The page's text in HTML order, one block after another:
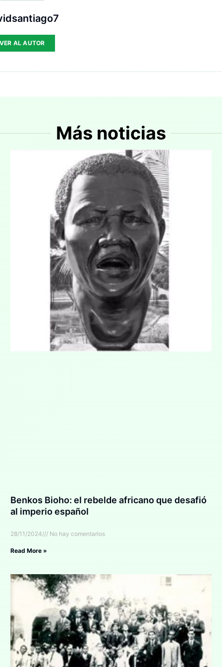
VER AL AUTOR
Más noticias
Benkos Bioho: el rebelde africano que desafió
al imperio español
28/11/2024 No hay comentarios
Read More »